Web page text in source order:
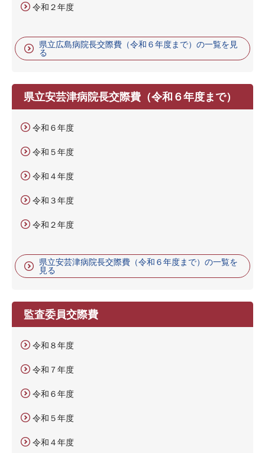
令和２年度
県立広島病院長交際費（令和６年度まで）の一覧を見
る
県立安芸津病院長交際費（令和６年度まで）
令和６年度
令和５年度
令和４年度
令和３年度
令和２年度
県立安芸津病院長交際費（令和６年度まで）の一覧を
見る
監査委員交際費
令和８年度
令和７年度
令和６年度
令和５年度
令和４年度